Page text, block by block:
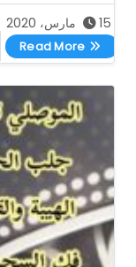
15 مارس، 2020
Read More
شيخ روحاني يقبل